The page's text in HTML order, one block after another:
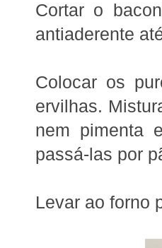
Cortar o
antiaderente
Colocar os
ervilhas.
nem pimenta
passá-las por
Levar ao forno